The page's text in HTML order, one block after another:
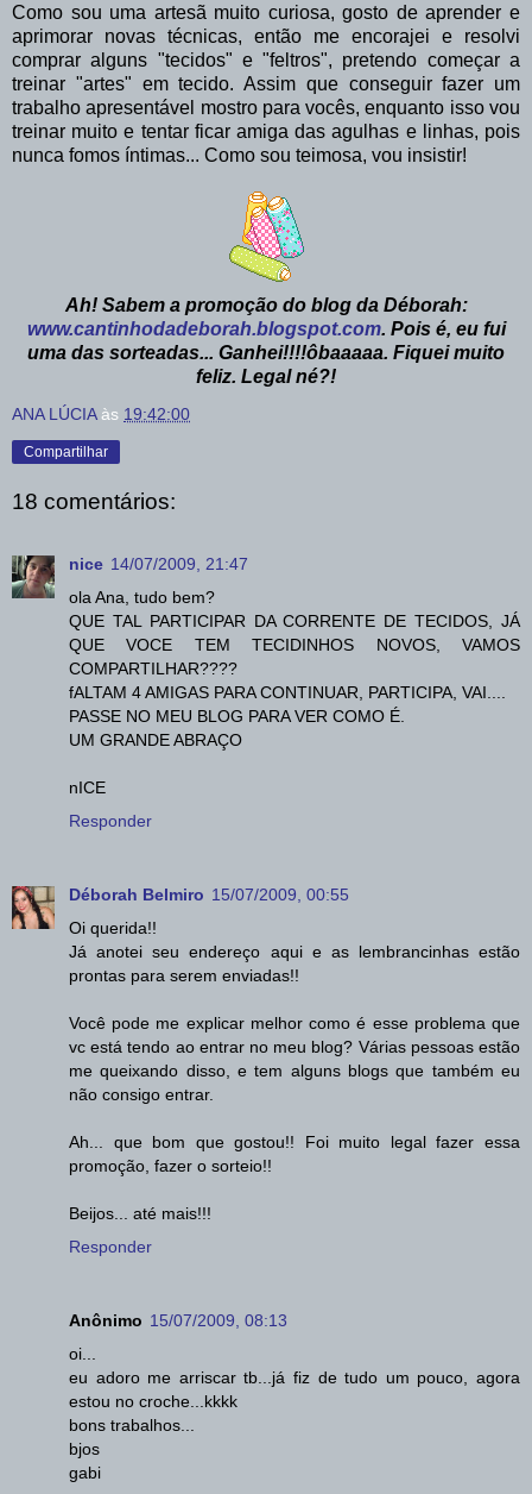
Como sou uma artesã muito curiosa, gosto de aprender e
aprimorar novas técnicas, então me encorajei e resolvi
comprar alguns "tecidos" e "feltros", pretendo começar a
treinar "artes" em tecido. Assim que conseguir fazer um
trabalho apresentável mostro para vocês, enquanto isso vou
treinar muito e tentar ficar amiga das agulhas e linhas, pois
nunca fomos íntimas... Como sou teimosa, vou insistir!
Ah! Sabem a promoção do blog da Déborah:
www.cantinhodadeborah.blogspot.com. Pois é, eu fui
uma das sorteadas... Ganhei!!!!ôbaaaaa. Fiquei muito
feliz. Legal né?!
ANA LÚCIA às 19:42:00
Compartilhar
18 comentários:
nice 14/07/2009, 21:47
ola Ana, tudo bem?
QUE TAL PARTICIPAR DA CORRENTE DE TECIDOS, JÁ
QUE VOCE TEM TECIDINHOS NOVOS, VAMOS
COMPARTILHAR????
fALTAM 4 AMIGAS PARA CONTINUAR, PARTICIPA, VAI....
PASSE NO MEU BLOG PARA VER COMO É.
UM GRANDE ABRAÇO
nICE
Responder
Déborah Belmiro 15/07/2009, 00:55
Oi querida!!
Já anotei seu endereço aqui e as lembrancinhas estão
prontas para serem enviadas!!
Você pode me explicar melhor como é esse problema que
vc está tendo ao entrar no meu blog? Várias pessoas estão
me queixando disso, e tem alguns blogs que também eu
não consigo entrar.
Ah... que bom que gostou!! Foi muito legal fazer essa
promoção, fazer o sorteio!!
Beijos... até mais!!!
Responder
Anônimo 15/07/2009, 08:13
oi...
eu adoro me arriscar tb...já fiz de tudo um pouco, agora
estou no croche...kkkk
bons trabalhos...
bjos
gabi